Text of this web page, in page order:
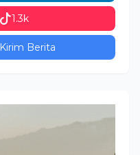
1.3k
Kirim Berita